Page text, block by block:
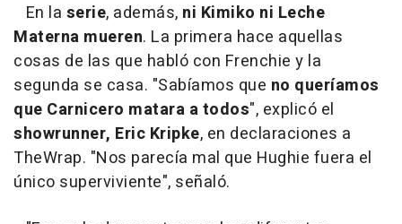
En la serie, además, ni Kimiko ni Leche
Materna mueren. La primera hace aquellas
cosas de las que habló con Frenchie y la
segunda se casa. "Sabíamos que no queríamos
que Carnicero matara a todos", explicó el
showrunner, Eric Kripke, en declaraciones a
TheWrap. "Nos parecía mal que Hughie fuera el
único superviviente", señaló.